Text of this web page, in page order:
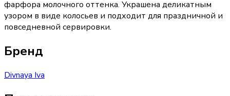
фарфора молочного оттенка. Украшена деликатным
узором в виде колосьев и подходит для праздничной и
повседневной сервировки.
Бренд
Divnaya Iva